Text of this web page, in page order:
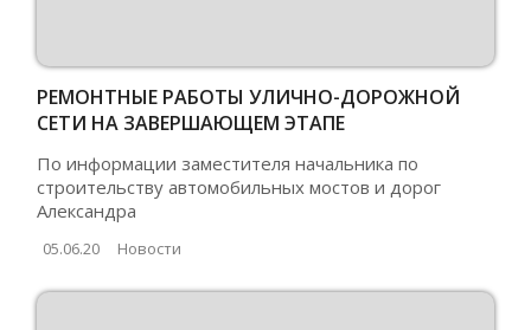
РЕМОНТНЫЕ РАБОТЫ УЛИЧНО-ДОРОЖНОЙ
СЕТИ НА ЗАВЕРШАЮЩЕМ ЭТАПЕ
По информации заместителя начальника по
строительству автомобильных мостов и дорог
Александра
05.06.20 Новости